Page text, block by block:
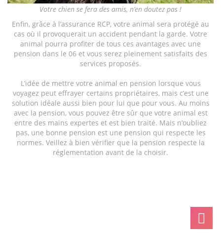
Votre chien se fera des amis, n’en doutez pas !
Enfin, grâce à l’assurance RCP, votre animal sera protégé au
cas où il provoquerait un accident pendant la garde. Votre
animal pourra profiter de tous ces avantages avec une
pension dans le 06 et vous serez pleinement satisfaits des
services proposés.
L’idée de mettre votre animal en pension lorsque vous
voyagez peut effrayer certains propriétaires, mais c’est une
solution idéale aussi bien pour lui que pour vous. Au moins
avec la pension, vous pouvez être sûr que votre animal est
entre des mains expertes et est bien traité. Mais n’oubliez
pas, une bonne pension est une pension qui respecte les
normes. Veillez à bien vérifier que la pension respecte la
réglementation avant de la choisir.